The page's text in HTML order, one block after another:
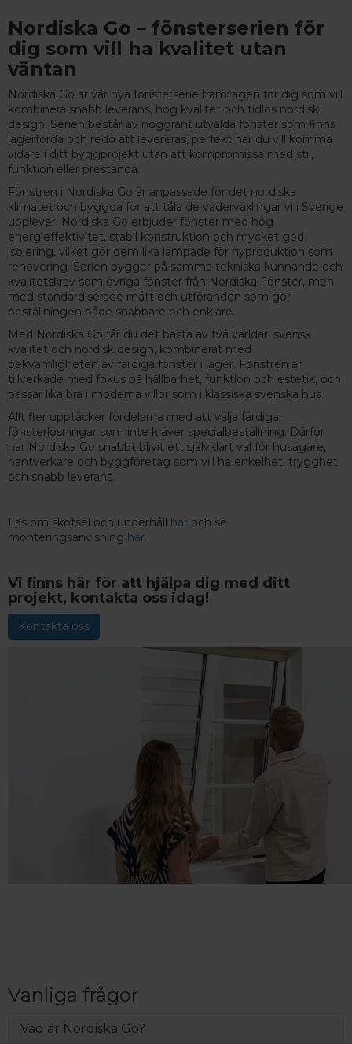
Nordiska Go – fönsterserien för
dig som vill ha kvalitet utan
väntan
Nordiska Go är vår nya fönsterserie framtagen för dig som vill
kombinera snabb leverans, hög kvalitet och tidlös nordisk
design. Serien består av noggrant utvalda fönster som finns
lagerförda och redo att levereras, perfekt när du vill komma
vidare i ditt byggprojekt utan att kompromissa med stil,
funktion eller prestanda.
Fönstren i Nordiska Go är anpassade för det nordiska
klimatet och byggda för att tåla de väderväxlingar vi i Sverige
upplever. Nordiska Go erbjuder fönster med hög
energieffektivitet, stabil konstruktion och mycket god
isolering, vilket gör dem lika lämpade för nyproduktion som
renovering. Serien bygger på samma tekniska kunnande och
kvalitetskrav som övriga fönster från Nordiska Fönster, men
med standardiserade mått och utföranden som gör
beställningen både snabbare och enklare.
Med Nordiska Go får du det bästa av två världar: svensk
kvalitet och nordisk design, kombinerat med
bekvämligheten av färdiga fönster i lager. Fönstren är
tillverkade med fokus på hållbarhet, funktion och estetik, och
passar lika bra i moderna villor som i klassiska svenska hus.
Allt fler upptäcker fördelarna med att välja färdiga
fönsterlösningar som inte kräver specialbeställning. Därför
har Nordiska Go snabbt blivit ett självklart val för husägare,
hantverkare och byggföretag som vill ha enkelhet, trygghet
och snabb leverans.
Läs om skötsel och underhåll här och se
monteringsanvisning här.
Vi finns här för att hjälpa dig med ditt
projekt, kontakta oss idag!
Kontakta oss
Vanliga frågor
Vad är Nordiska Go?